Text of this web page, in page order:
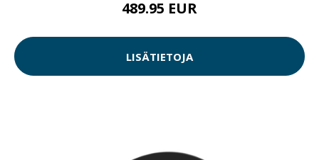
489.95 EUR
LISÄTIETOJA